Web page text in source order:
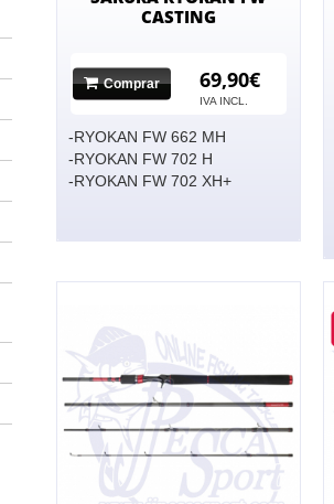
CASTING
Comprar 69,90€
IVA INCL.
-RYOKAN FW 662 MH
-RYOKAN FW 702 H
-RYOKAN FW 702 XH+